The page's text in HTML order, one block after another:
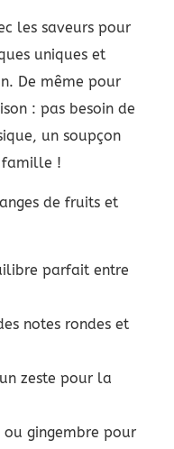
les saveurs pour
uniques et
De même pour
: pas besoin de
un soupçon
!
de fruits et
parfait entre
notes rondes et
zeste pour la
gingembre pour